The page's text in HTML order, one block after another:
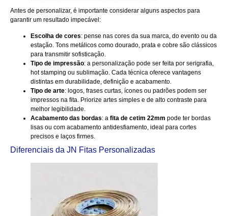
Antes de personalizar, é importante considerar alguns aspectos para
garantir um resultado impecável:
Escolha de cores: pense nas cores da sua marca, do evento ou da
estação. Tons metálicos como dourado, prata e cobre são clássicos
para transmitir sofisticação.
Tipo de impressão: a personalização pode ser feita por serigrafia,
hot stamping ou sublimação. Cada técnica oferece vantagens
distintas em durabilidade, definição e acabamento.
Tipo de arte: logos, frases curtas, ícones ou padrões podem ser
impressos na fita. Priorize artes simples e de alto contraste para
melhor legibilidade.
Acabamento das bordas: a fita de cetim 22mm pode ter bordas
lisas ou com acabamento antidesfiamento, ideal para cortes
precisos e laços firmes.
Diferenciais da JN Fitas Personalizadas